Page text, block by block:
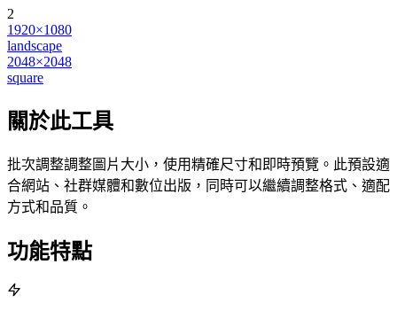
2
1920×1080
landscape
2048×2048
square
關於此工具
批次調整調整圖片大小，使用精確尺寸和即時預覽。此預設適
合網站、社群媒體和數位出版，同時可以繼續調整格式、適配
方式和品質。
功能特點